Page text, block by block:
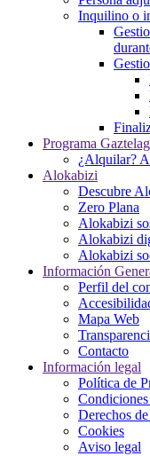
Inquilino o
Programa
¿Alquilar?
Alokabizi
Descubre
Zero Plana
Alokabizi
Alokabizi
Alokabizi
Información
Perfil del
Mapa Web
Contacto
Información legal
Política de
Derechos
Cookies
Aviso legal